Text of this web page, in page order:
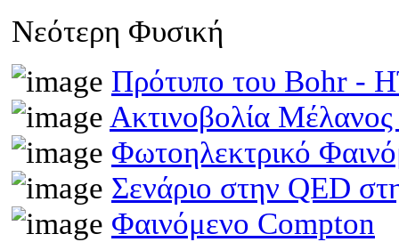
Νεότερη Φυσική
Πρότυπο του Bohr -
Ακτινοβολία
Φωτοηλεκτρικό
Σενάριο στην QED
Φαινόμενο Compton